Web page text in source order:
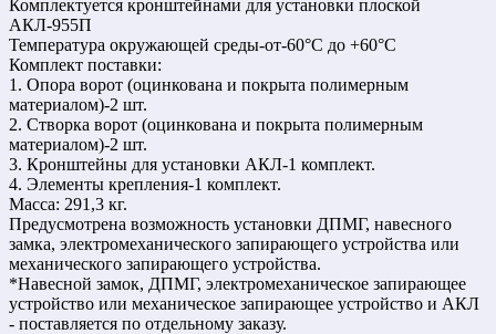
Комплектуется кронштейнами для установки плоской
АКЛ-955П
Температура окружающей среды-от-60°С до +60°С
Комплект поставки:
1. Опора ворот (оцинкована и покрыта полимерным
материалом)-2 шт.
2. Створка ворот (оцинкована и покрыта полимерным
материалом)-2 шт.
3. Кронштейны для установки АКЛ-1 комплект.
4. Элементы крепления-1 комплект.
Масса: 291,3 кг.
Предусмотрена возможность установки ДПМГ, навесного
замка, электромеханического запирающего устройства или
механического запирающего устройства.
*Навесной замок, ДПМГ, электромеханическое запирающее
устройство или механическое запирающее устройство и АКЛ
- поставляется по отдельному заказу.